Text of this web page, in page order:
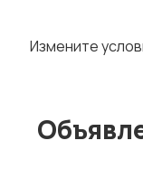
Обучение
Измените